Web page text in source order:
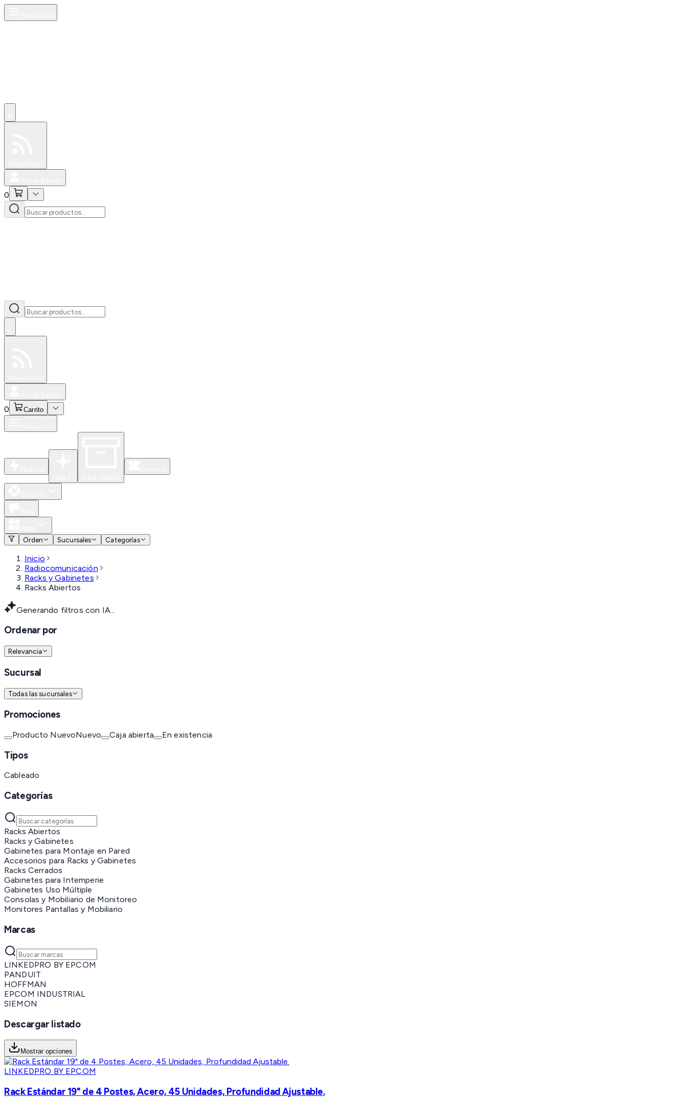
0
0 Carrito
Orden
Sucursales Categorías
Inicio
Radiocomunicación
Racks y Gabinetes
Racks Abiertos
Generando filtros con IA...
Ordenar por
Relevancia
Sucursal
Todas las sucursales
Promociones
Producto NuevoNuevo Caja abierta En existencia
Tipos
Cableado
Categorías
Racks Abiertos
Racks y Gabinetes
Gabinetes para Montaje en Pared
Accesorios para Racks y Gabinetes
Racks Cerrados
Gabinetes para Intemperie
Gabinetes Uso Múltiple
Consolas y Mobiliario de Monitoreo
Monitores Pantallas y Mobiliario
Marcas
LINKEDPRO BY EPCOM
PANDUIT
HOFFMAN
EPCOM INDUSTRIAL
SIEMON
Descargar listado
Mostrar opciones
LINKEDPRO BY EPCOM
Rack Estándar 19" de 4 Postes, Acero, 45 Unidades, Profundidad Ajustable.